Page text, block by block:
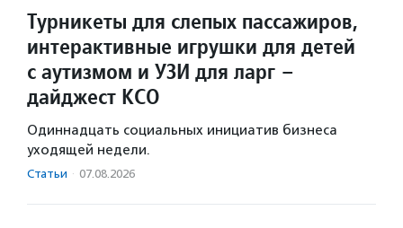
Турникеты для слепых пассажиров,
интерактивные игрушки для детей
с аутизмом и УЗИ для ларг –
дайджест КСО
Одиннадцать социальных инициатив бизнеса
уходящей недели.
Статьи · 07.08.2026